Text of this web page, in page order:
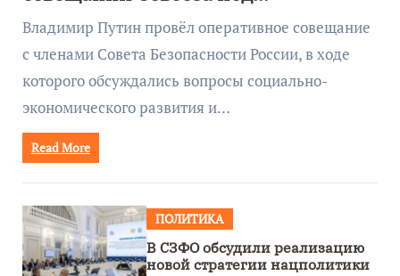
руководством Путина
Владимир Путин провёл оперативное совещание
с членами Совета Безопасности России, в ходе
которого обсуждались вопросы социально-
экономического развития и…
Read More
ПОЛИТИКА
В СЗФО обсудили реализацию
новой стратегии нацполитики